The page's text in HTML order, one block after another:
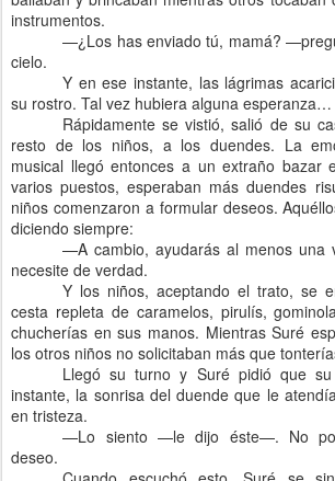
instrumentos.
—¿Los has enviado tú, mamá?
cielo.
Y en ese instante, las lágrimas
su rostro. Tal vez hubiera alguna esperanza…
Rápidamente se vistió, salió de su
resto de los niños, a los duendes. La
musical llegó entonces a un extraño bazar
varios puestos, esperaban más duendes
niños comenzaron a formular deseos.
diciendo siempre:
—A cambio, ayudarás al menos una
necesite de verdad.
Y los niños, aceptando el trato, se
cesta repleta de caramelos, pirulís,
chucherías en sus manos. Mientras Suré
los otros niños no solicitaban más que
Llegó su turno y Suré pidió que
instante, la sonrisa del duende que le
en tristeza.
—Lo siento —le dijo éste—. No
deseo.